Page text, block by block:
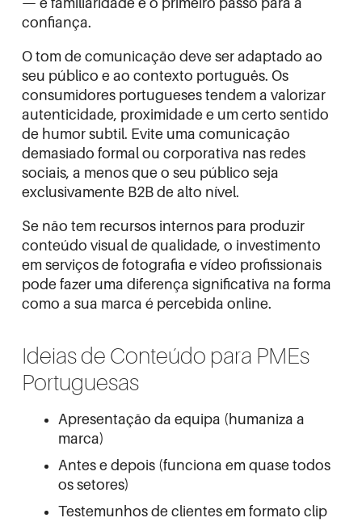
— e familiaridade é o primeiro passo para a
confiança.
O tom de comunicação deve ser adaptado ao
seu público e ao contexto português. Os
consumidores portugueses tendem a valorizar
autenticidade, proximidade e um certo sentido
de humor subtil. Evite uma comunicação
demasiado formal ou corporativa nas redes
sociais, a menos que o seu público seja
exclusivamente B2B de alto nível.
Se não tem recursos internos para produzir
conteúdo visual de qualidade, o investimento
em serviços de fotografia e vídeo profissionais
pode fazer uma diferença significativa na forma
como a sua marca é percebida online.
Ideias de Conteúdo para PMEs
Portuguesas
Apresentação da equipa (humaniza a
marca)
Antes e depois (funciona em quase todos
os setores)
Testemunhos de clientes em formato clip